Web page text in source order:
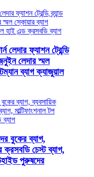
লেদার ফ্যাশন ট্রেন্ডি
লেদার স্মল
ব্যাগ ক্যাজুয়াল
বুকের ব্যাগ,
ক্রসবডি চেস্ট ব্যাগ,
পুরুষদের